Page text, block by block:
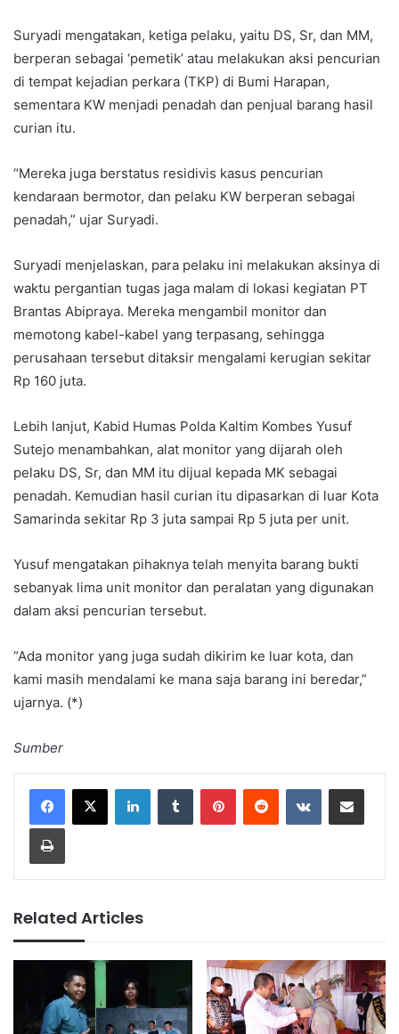
Suryadi mengatakan, ketiga pelaku, yaitu DS, Sr, dan MM,
berperan sebagai ‘pemetik’ atau melakukan aksi pencurian
di tempat kejadian perkara (TKP) di Bumi Harapan,
sementara KW menjadi penadah dan penjual barang hasil
curian itu.
“Mereka juga berstatus residivis kasus pencurian
kendaraan bermotor, dan pelaku KW berperan sebagai
penadah,” ujar Suryadi.
Suryadi menjelaskan, para pelaku ini melakukan aksinya di
waktu pergantian tugas jaga malam di lokasi kegiatan PT
Brantas Abipraya. Mereka mengambil monitor dan
memotong kabel-kabel yang terpasang, sehingga
perusahaan tersebut ditaksir mengalami kerugian sekitar
Rp 160 juta.
Lebih lanjut, Kabid Humas Polda Kaltim Kombes Yusuf
Sutejo menambahkan, alat monitor yang dijarah oleh
pelaku DS, Sr, dan MM itu dijual kepada MK sebagai
penadah. Kemudian hasil curian itu dipasarkan di luar Kota
Samarinda sekitar Rp 3 juta sampai Rp 5 juta per unit.
Yusuf mengatakan pihaknya telah menyita barang bukti
sebanyak lima unit monitor dan peralatan yang digunakan
dalam aksi pencurian tersebut.
“Ada monitor yang juga sudah dikirim ke luar kota, dan
kami masih mendalami ke mana saja barang ini beredar,”
ujarnya. (*)
Sumber
LinkedInTumblr PinterestReddit VKontakteShare via Email
Print
Related Articles